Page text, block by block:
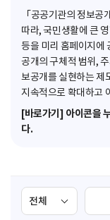
「공공기관의 정보
따라, 국민생활에 큰
등을 미리 홈페이지에
공개의 구체적 범위,
보공개를 실현하는 제
지속적으로 확대하고
[바로가기] 아이콘을
다.
검
색
색